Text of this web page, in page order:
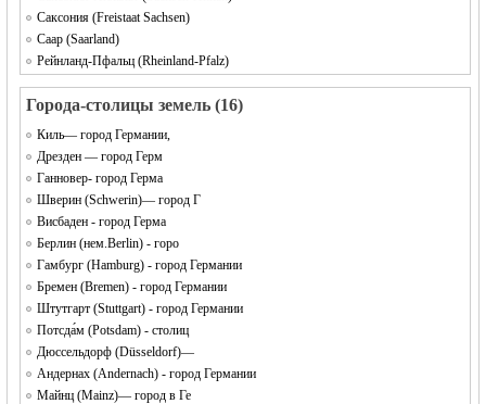
Саксония (Freistaat Sachsen)
Саар (Saarland)
Рейнланд-Пфальц (Rheinland-Pfalz)
Города-столицы земель (16)
Киль— город Германии,
Дрезден — город Герм
Ганновер- город Герма
Шверин (Schwerin)— город Г
Висбаден - город Герма
Берлин (нем.Berlin) - горо
Гaмбург (Hamburg) - город Германии
Бремен (Bremen) - город Германии
Штутгарт (Stuttgart) - город Германии
Потсда́м (Potsdam) - cтолиц
Дюссельдорф (Düsseldorf)—
Андернах (Andernach) - город Германии
Майнц (Mainz)— город в Ге